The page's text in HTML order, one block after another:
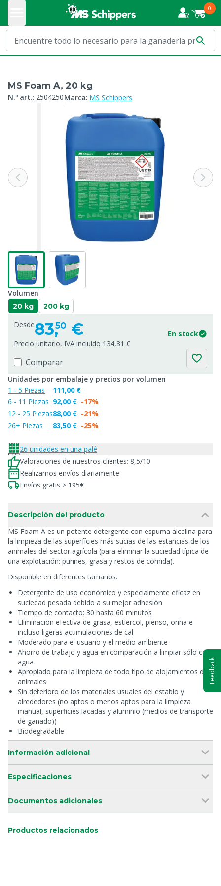
0
MS Foam A, 20 kg
N.º art.: 2504250Marca: MS Schippers
Volumen
20 kg 200 kg
Desde83,50 €
En stock
Precio unitario, IVA incluido 134,31 €
Comparar
Unidades por embalaje y precios por volumen
1 - 5 Piezas
6 - 11 Piezas
12 - 25 Piezas
26+ Piezas
111,00 €
92,00 €
88,00 €
83,50 €
-17%
-21%
-25%
26 unidades en una palé
Valoraciones de nuestros clientes: 8,5/10
Realizamos envíos diariamente
Envíos gratis > 195€
Descripción del producto
MS Foam A es un potente detergente con espuma alcalina para
la limpieza de las superfícies más sucias de las estancias de los
animales del sector agrícola (para eliminar la suciedad típica de
una explotación: purines, grasa y restos de comida).
Disponible en diferentes tamaños.
Detergente de uso económico y especialmente eficaz en
suciedad pesada debido a su mejor adhesión
Tiempo de contacto: 30 hasta 60 minutos
Eliminación efectiva de grasa, estiércol, pienso, orina e
incluso ligeras acumulaciones de cal
Moderado para el usuario y el medio ambiente
Ahorro de trabajo y agua en comparación a limpiar sólo con
agua
Apropiado para la limpieza de todo tipo de alojamientos de
animales
Sin deterioro de los materiales usuales del establo y
alrededores (no aptos o menos aptos para la limpieza
manual, superficies lacadas y aluminio (medios de transporte
de ganado))
Biodegradable
Información adicional
Especificaciones
Documentos adicionales
Productos relacionados
Feedback